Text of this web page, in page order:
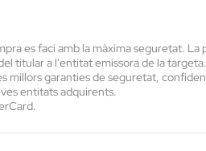
es faci amb la màxima seguretat. La
titular a l'entitat emissora de la
millors garanties de seguretat,
entitats adquirents.